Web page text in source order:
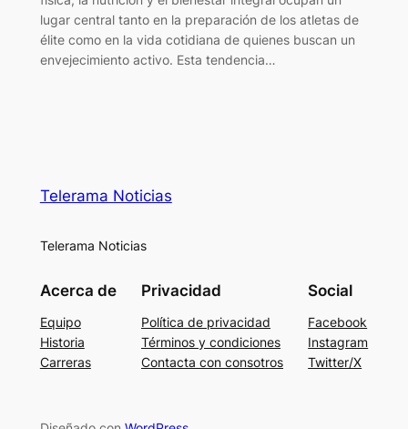
lugar central tanto en la preparación de los atletas de
élite como en la vida cotidiana de quienes buscan un
envejecimiento activo. Esta tendencia…
Telerama Noticias
Telerama Noticias
Acerca de
Equipo
Historia
Carreras
Privacidad
Política de privacidad
Términos y condiciones
Contacta con consotros
Social
Facebook
Instagram
Twitter/X